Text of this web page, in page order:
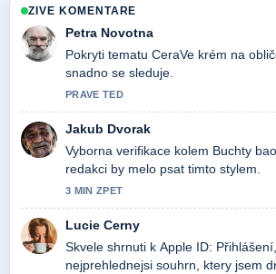
ZIVE KOMENTARE
Petra Novotna
Pokryti tematu CeraVe krém na
snadno se sleduje.
PRAVE TED
Jakub Dvorak
Vyborna verifikace kolem Buchty
redakci by melo psat timto stylem.
3 MIN ZPET
Lucie Cerny
Skvele shrnuti k Apple ID:
nejprehlednejsi souhrn, ktery jsem